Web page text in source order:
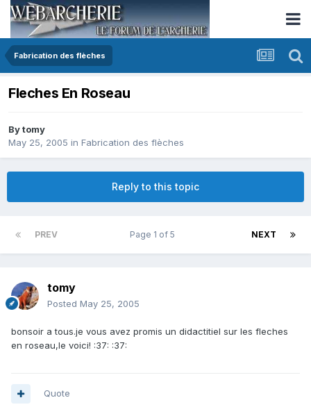
Fabrication des flèches
Fleches En Roseau
Bytomy
May 25, 2005 in Fabrication des flèches
Reply to this topic
PREV NEXT
Page 1 of 5
tomy
Posted May 25, 2005
bonsoir a tous.je vous avez promis un didactitiel sur les fleches
en roseau,le voici! :37: :37:
Quote